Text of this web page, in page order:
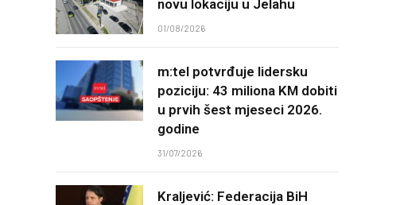
novu lokaciju u Jelahu
01/08/2026
m:tel potvrđuje lidersku
poziciju: 43 miliona KM dobiti
u prvih šest mjeseci 2026.
godine
31/07/2026
Kraljević: Federacija BiH